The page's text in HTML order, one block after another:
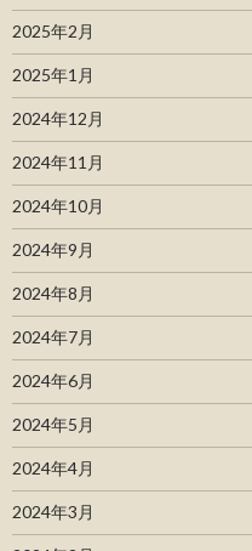
2025年2月
2025年1月
2024年12月
2024年11月
2024年10月
2024年9月
2024年8月
2024年7月
2024年6月
2024年5月
2024年4月
2024年3月